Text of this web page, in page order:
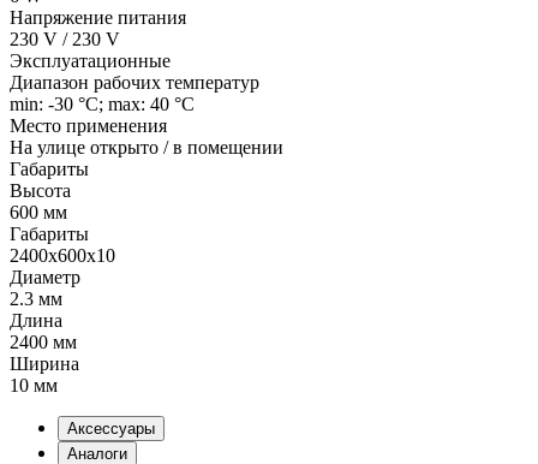
Напряжение питания
230 V / 230 V
Эксплуатационные
Диапазон рабочих температур
min: -30 °C; max: 40 °C
Место применения
На улице открыто / в помещении
Габариты
Высота
600 мм
Габариты
2400x600x10
Диаметр
2.3 мм
Длина
2400 мм
Ширина
10 мм
Аксессуары
Аналоги